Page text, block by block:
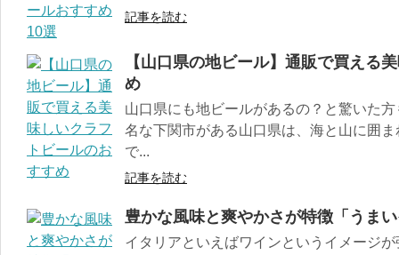
記事を読む
【山口県の地ビール】通販で買える
め
山口県にも地ビールがあるの？と驚いた
名な下関市がある山口県は、海と山に囲
で...
記事を読む
豊かな風味と爽やかさが特徴「うま
イタリアといえばワインというイメージ